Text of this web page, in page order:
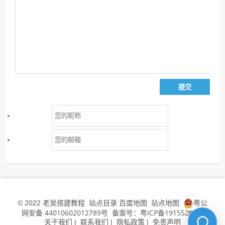
© 2022 老吴搭建教程 站点目录 百度地图 站点地图
粤公
网安备 44010602012789号 备案号：粤ICP备19155294号
关于我们 | 联系我们 | 隐私政策 | 免责声明